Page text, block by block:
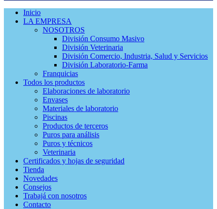
Inicio
LA EMPRESA
NOSOTROS
División Consumo Masivo
División Veterinaria
División Comercio, Industria, Salud y Servicios
División Laboratorio-Farma
Franquicias
Todos los productos
Elaboraciones de laboratorio
Envases
Materiales de laboratorio
Piscinas
Productos de terceros
Puros para análisis
Puros y técnicos
Veterinaria
Certificados y hojas de seguridad
Tienda
Novedades
Consejos
Trabajá con nosotros
Contacto